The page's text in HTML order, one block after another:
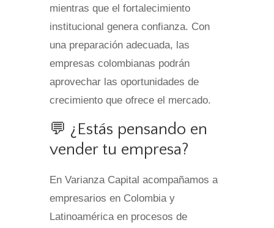
mientras que el fortalecimiento
institucional genera confianza. Con
una preparación adecuada, las
empresas colombianas podrán
aprovechar las oportunidades de
crecimiento que ofrece el mercado.
💬 ¿Estás pensando en
vender tu empresa?
En Varianza Capital acompañamos a
empresarios en Colombia y
Latinoamérica en procesos de